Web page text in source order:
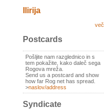
Ilirija
več
Postcards
Pošljite nam razglednico in s
tem pokažite, kako daleč sega
Rogova mreža.
Send us a postcard and show
how far Rog net has spread.
>naslov/address
Syndicate